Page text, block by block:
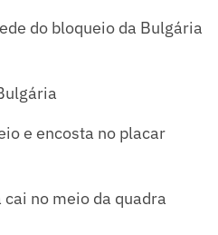
do bloqueio da Bulgária
e encosta no placar
no meio da quadra